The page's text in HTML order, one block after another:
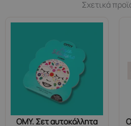
Σχετικά
OMY. Σετ αυτοκόλλητα